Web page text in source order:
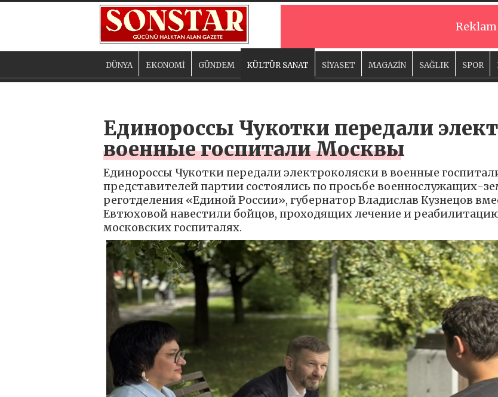
Reklam
DÜNYA EKONOMİ GÜNDEM KÜLTÜR SANAT SİYASET MAGAZİN SAĞLIK SPOR
Единороссы Чукотки передали
военные госпитали Москвы
Единороссы Чукотки передали электроколяски в военные
представителей партии состоялись по просьбе военнослужащих-
реготделения «Единой России», губернатор Владислав Кузнецов
Евтюховой навестили бойцов, проходящих лечение и
московских госпиталях.